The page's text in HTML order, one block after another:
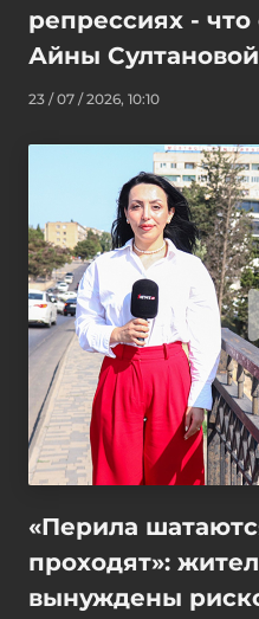
репрессиях -
Айны
23 / 07 / 2026, 10:10
«Перила
проходят»:
вынуждены